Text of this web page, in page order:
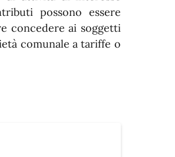
possono essere
concedere ai soggetti
comunale a tariffe o